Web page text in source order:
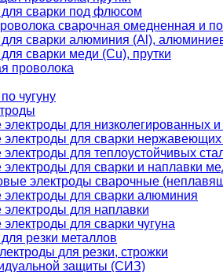
сварки под флюсом
сварочная омедненная и
сварки алюминия (Al),
сварки меди (Cu), прутки
проволока
чугуну
для низколегированных и
для сварки
для теплоустойчивых
для сварки и наплавки
электроды сварочные
для сварки алюминия
для наплавки
для сварки чугуна
резки металлов
для резки, строжки
защиты (СИЗ)